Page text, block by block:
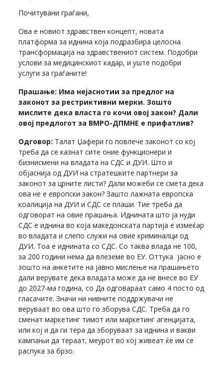
Почитувани граѓани,
Ова е новиот здравствен концепт, новата
платформа за иднина која подразбира целосна
трансформација на здравствениот систем. Подобри
услови за медицинскиот кадар, и уште подобри
услуги за граѓаните!
Прашање: Има нејаснотии за предлог на
законот за рестриктивни мерки. Зошто
мислите дека власта го кочи овој закон? Дали
овој предлогот за ВМРО-ДПМНЕ е прифатлив?
Одговор: Талат Џафери го повлече законот со кој
треба да се казнат сите оние функционери и
бизнисмени на владата на СДС и ДУИ. Што и
објаснија од ДУИ на стратешките партнери за
законот за црните листи? Дали можеби се смета дека
ова не е европски закон? Зашто лажната европска
коалиција на ДУИ и СДС се плаши. Тие треба да
одговорат на овие прашања. Иднината што ја нуди
СДС е иднина во која македонската партија е измеќар
во владата и слепо служи на овие криминалци од
ДУИ. Тоа е иднината со СДС. Со таква влада не 100,
за 200 години нема да влеземе во ЕУ. Оттука јасно е
зошто на анкетите на јавно мислење на прашањето
дали верувате дека владата може да не внесе во ЕУ
до 2027-ма година, со Да одговараат само 4 посто од
гласачите. Значи ни нивните поддржувачи не
веруваат во ова што го зборува СДС. Треба да го
сменат маркетинг тимот или маркетинг агенцијата,
или кој и да ги тера да зборуваат за иднина и вакви
кампањи да тераат, меурот во кој живеат ќе им се
распука за брзо.